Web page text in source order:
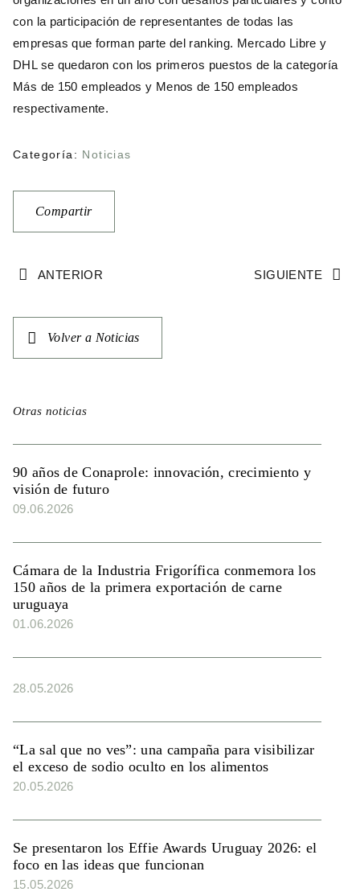
con la participación de representantes de todas las
empresas que forman parte del ranking. Mercado Libre y
DHL se quedaron con los primeros puestos de la categoría
Más de 150 empleados y Menos de 150 empleados
respectivamente.
Categoría: Noticias
Compartir
ANTERIOR SIGUIENTE
Volver a Noticias
Otras noticias
90 años de Conaprole: innovación, crecimiento y
visión de futuro
09.06.2026
Cámara de la Industria Frigorífica conmemora los
150 años de la primera exportación de carne
uruguaya
01.06.2026
28.05.2026
“La sal que no ves”: una campaña para visibilizar
el exceso de sodio oculto en los alimentos
20.05.2026
Se presentaron los Effie Awards Uruguay 2026: el
foco en las ideas que funcionan
15.05.2026